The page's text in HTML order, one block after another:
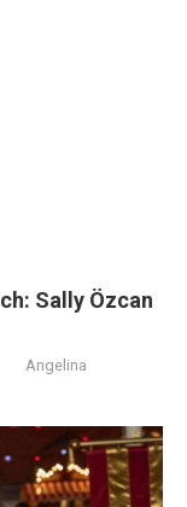
Sally Özcan
Angelina